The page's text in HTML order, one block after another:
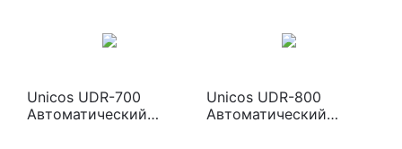
Unicos UDR-700
Автоматический
Unicos UDR-800
Автоматический